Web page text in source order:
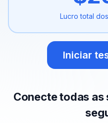
Lucro total dos
Iniciar
Conecte todas as